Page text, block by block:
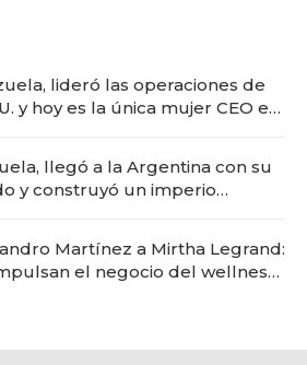
lideró las operaciones de
y hoy es la única mujer CEO en
llegó a la Argentina con su
y construyó un imperio
Martínez a Mirtha Legrand:
el negocio del wellness